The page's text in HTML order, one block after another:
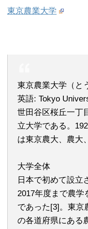
東京農業大学
東京農業大学（と
英語: Tokyo
世田谷区桜丘一丁
立大学である。
は東京農大、農大
大学全体
日本で初めて設立
2017年度まで農学
であった[3]。東京
の各道府県にある